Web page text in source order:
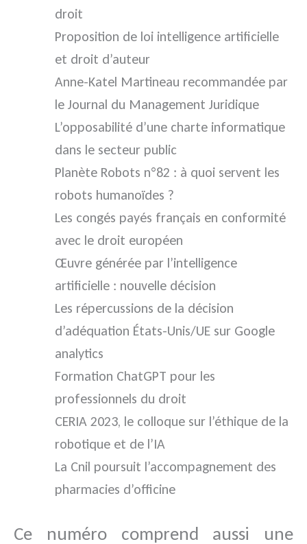
droit
Proposition de loi intelligence artificielle
et droit d’auteur
Anne-Katel Martineau recommandée par
le Journal du Management Juridique
L’opposabilité d’une charte informatique
dans le secteur public
Planète Robots n°82 : à quoi servent les
robots humanoïdes ?
Les congés payés français en conformité
avec le droit européen
Œuvre générée par l’intelligence
artificielle : nouvelle décision
Les répercussions de la décision
d’adéquation États-Unis/UE sur Google
analytics
Formation ChatGPT pour les
professionnels du droit
CERIA 2023, le colloque sur l’éthique de la
robotique et de l’IA
La Cnil poursuit l’accompagnement des
pharmacies d’officine
Ce numéro comprend aussi une